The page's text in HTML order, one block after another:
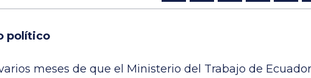
político
meses de que el Ministerio del Trabajo de Ecuador